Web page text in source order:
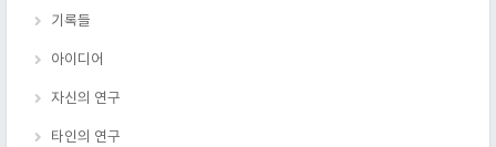
기록들
아이디어
자신의 연구
타인의 연구